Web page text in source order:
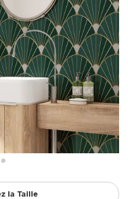
la Taille